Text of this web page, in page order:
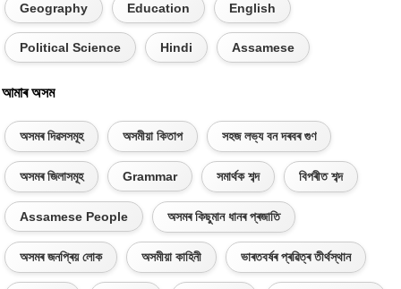
Geography Education English
Political Science Hindi Assamese
আমাৰ অসম
অসমৰ দিৱসসমূহ অসমীয়া কিতাপ সহজ লভ্য বন দৰবৰ গুণ
অসমৰ জিলাসমূহ Grammar সমাৰ্থক শব্দ বিপৰীত শব্দ
Assamese People অসমৰ কিছুমান ধানৰ প্ৰজাতি
অসমৰ জনপ্ৰিয় লোক অসমীয়া কাহিনী ভাৰতবৰ্ষৰ প্ৰৱিত্ৰ তীৰ্থস্থান